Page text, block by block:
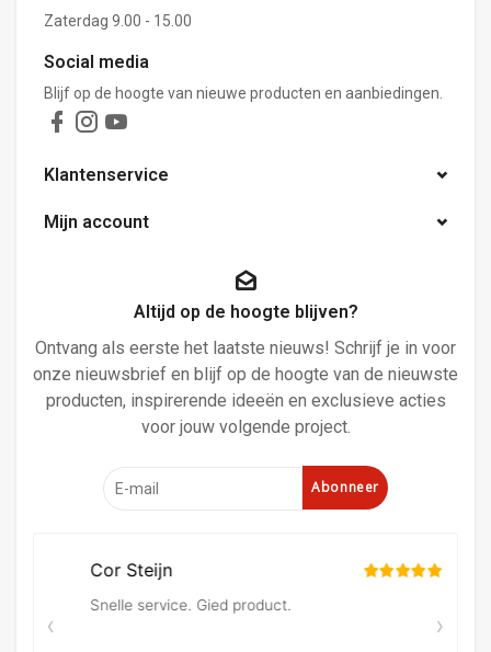
Zaterdag 9.00 - 15.00
Social media
Blijf op de hoogte van nieuwe producten en aanbiedingen.
Klantenservice
Mijn account
Altijd op de hoogte blijven?
Ontvang als eerste het laatste nieuws! Schrijf je in voor
onze nieuwsbrief en blijf op de hoogte van de nieuwste
producten, inspirerende ideeën en exclusieve acties
voor jouw volgende project.
Abonneer